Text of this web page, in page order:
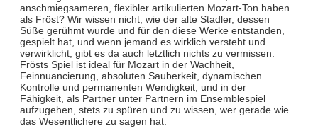
anschmiegsameren, flexibler artikulierten Mozart-Ton haben
als Fröst? Wir wissen nicht, wie der alte Stadler, dessen
Süße gerühmt wurde und für den diese Werke entstanden,
gespielt hat, und wenn jemand es wirklich versteht und
verwirklicht, gibt es da auch letztlich nichts zu vermissen.
Frösts Spiel ist ideal für Mozart in der Wachheit,
Feinnuancierung, absoluten Sauberkeit, dynamischen
Kontrolle und permanenten Wendigkeit, und in der
Fähigkeit, als Partner unter Partnern im Ensemblespiel
aufzugehen, stets zu spüren und zu wissen, wer gerade wie
das Wesentlichere zu sagen hat.